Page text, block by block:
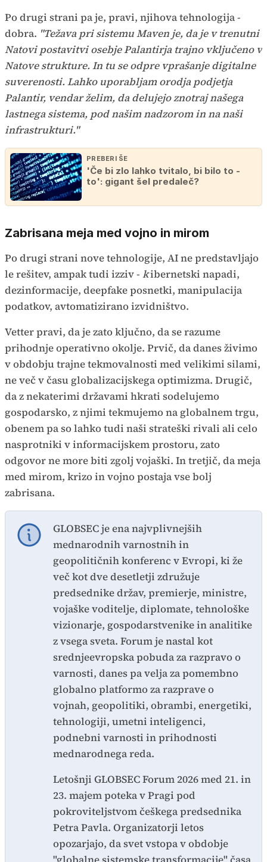
Po drugi strani pa je, pravi, njihova tehnologija -
dobra. "Težava pri sistemu Maven je, da je v trenutni
Natovi postavitvi osebje Palantirja trajno vključeno v
Natove strukture. In tu se odpre vprašanje digitalne
suverenosti. Lahko uporabljam orodja podjetja
Palantir, vendar želim, da delujejo znotraj našega
lastnega sistema, pod našim nadzorom in na naši
infrastrukturi."
PREBERI ŠE
'Če bi zlo lahko tvitalo, bi bilo to -
to': gigant šel predaleč?
Zabrisana meja med vojno in mirom
Po drugi strani nove tehnologije, AI ne predstavljajo
le rešitev, ampak tudi izziv - kibernetski napadi,
dezinformacije, deepfake posnetki, manipulacija
podatkov, avtomatizirano izvidništvo.
Vetter pravi, da je zato ključno, da se razume
prihodnje operativno okolje. Prvič, da danes živimo
v obdobju trajne tekmovalnosti med velikimi silami,
ne več v času globalizacijskega optimizma. Drugič,
da z nekaterimi državami hkrati sodelujemo
gospodarsko, z njimi tekmujemo na globalnem trgu,
obenem pa so lahko tudi naši strateški rivali ali celo
nasprotniki v informacijskem prostoru, zato
odgovor ne more biti zgolj vojaški. In tretjič, da meja
med mirom, krizo in vojno postaja vse bolj
zabrisana.
GLOBSEC je ena najvplivnejših
mednarodnih varnostnih in
geopolitičnih konferenc v Evropi, ki že
več kot dve desetletji združuje
predsednike držav, premierje, ministre,
vojaške voditelje, diplomate, tehnološke
vizionarje, gospodarstvenike in analitike
z vsega sveta. Forum je nastal kot
srednjeevropska pobuda za razpravo o
varnosti, danes pa velja za pomembno
globalno platformo za razprave o
vojnah, geopolitiki, obrambi, energetiki,
tehnologiji, umetni inteligenci,
podnebni varnosti in prihodnosti
mednarodnega reda.
Letošnji GLOBSEC Forum 2026 med 21. in
23. majem poteka v Pragi pod
pokroviteljstvom češkega predsednika
Petra Pavla. Organizatorji letos
opozarjajo, da svet vstopa v obdobje